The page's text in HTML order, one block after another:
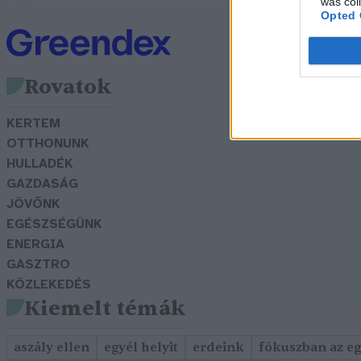
Opted
Rovatok
KERTEM
OTTHONUNK
HULLADÉK
GAZDASÁG
JÖVŐNK
EGÉSZSÉGÜNK
ENERGIA
GASZTRO
KÖZLEKEDÉS
Kiemelt témák
aszály ellen egyél helyit erdeink fókuszban az